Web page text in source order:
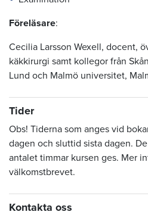
Föreläsare:
Cecilia Larsson Wexell, docent,
käkkirurgi samt kollegor från
Lund och Malmö universitet,
Tider
Obs! Tiderna som anges vid
dagen och sluttid sista dagen.
antalet timmar kursen ges. Mer
välkomstbrevet.
Kontakta oss